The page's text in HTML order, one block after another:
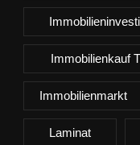
Immobilienkauf
Immobilienmarkt
Laminat